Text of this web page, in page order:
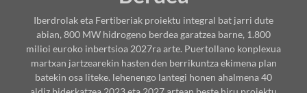
Iberdrolak eta Fertiberiak proiektu integral bat jarri dute
abian, 800 MW hidrogeno berdea garatzea barne, 1.800
milioi euroko inbertsioa 2027ra arte. Puertollano konplexua
martxan jartzearekin hasten den berrikuntza ekimena plan
batekin osa liteke. lehenengo lantegi honen ahalmena 40